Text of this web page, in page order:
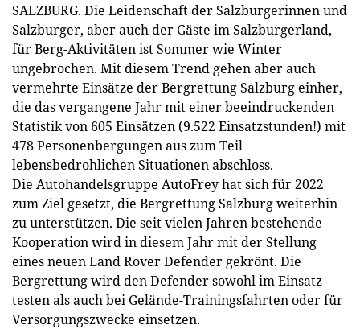
SALZBURG. Die Leidenschaft der Salzburgerinnen und
Salzburger, aber auch der Gäste im Salzburgerland,
für Berg-Aktivitäten ist Sommer wie Winter
ungebrochen. Mit diesem Trend gehen aber auch
vermehrte Einsätze der Bergrettung Salzburg einher,
die das vergangene Jahr mit einer beeindruckenden
Statistik von 605 Einsätzen (9.522 Einsatzstunden!) mit
478 Personenbergungen aus zum Teil
lebensbedrohlichen Situationen abschloss.
Die Autohandelsgruppe AutoFrey hat sich für 2022
zum Ziel gesetzt, die Bergrettung Salzburg weiterhin
zu unterstützen. Die seit vielen Jahren bestehende
Kooperation wird in diesem Jahr mit der Stellung
eines neuen Land Rover Defender gekrönt. Die
Bergrettung wird den Defender sowohl im Einsatz
testen als auch bei Gelände-Trainingsfahrten oder für
Versorgungszwecke einsetzen.